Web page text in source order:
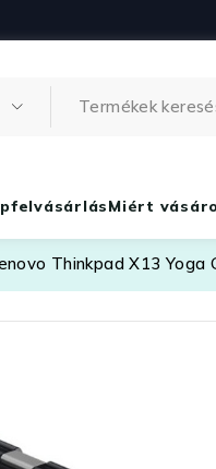
Miért
Thinkpad X13 Yoga